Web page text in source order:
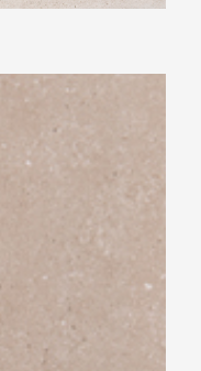
Taupe